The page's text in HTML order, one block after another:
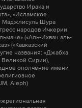
Ирака и
«Исламское
Маджлисуль Шура
народов Ичкерии
(«Аль-Ихван аль-
(«Кавказский
названия: «Джабха
Сирии),
ополчение имени
Aleph)